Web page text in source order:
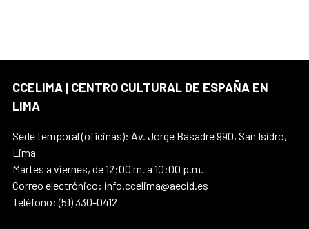
CCELIMA | CENTRO CULTURAL DE ESPAÑA EN
LIMA
Sede temporal (oficinas): Av. Jorge Basadre 990, San Isidro,
Lima
Martes a viernes, de 12:00 m. a 10:00 p.m.
Correo electrónico: info.ccelima@aecid.es
Teléfono: (51) 330-0412